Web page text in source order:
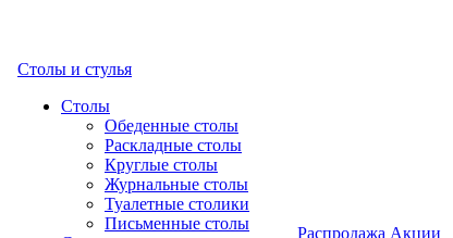
Столы и стулья
Столы
Обеденные столы
Раскладные столы
Круглые столы
Журнальные столы
Туалетные столики
Письменные столы
Распродажа Акции